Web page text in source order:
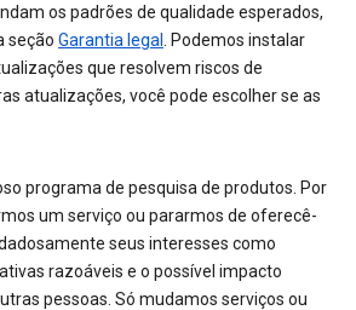
os padrões de qualidade esperados,
seção Garantia legal
. Podemos instalar
que resolvem riscos de
atualizações, você pode escolher se as
programa de pesquisa de produtos. Por
um serviço ou pararmos de oferecê-
seus interesses como
razoáveis e o possível impacto
pessoas. Só mudamos serviços ou